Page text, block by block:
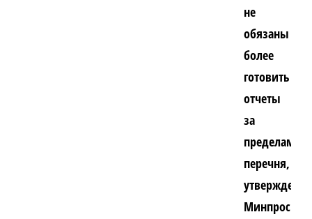
не
обязаны
более
готовить
отчеты
за
пределами
перечня,